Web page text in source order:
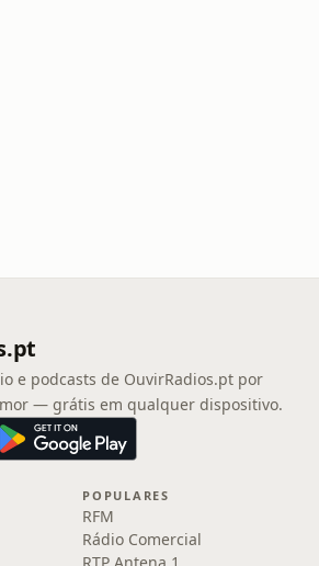
e podcasts de OuvirRadios.pt por
— grátis em qualquer dispositivo.
POPULARES
RFM
Rádio Comercial